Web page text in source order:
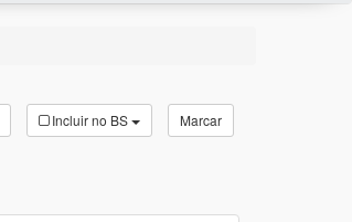
Incluir no BS Marcar